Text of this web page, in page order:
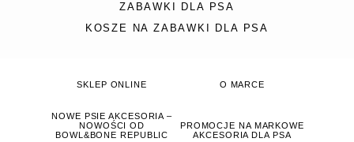
ZABAWKI DLA PSA
KOSZE NA ZABAWKI DLA PSA
SKLEP ONLINE O MARCE
NOWE PSIE AKCESORIA –
NOWOŚCI OD
BOWL&BONE REPUBLIC
PROMOCJE NA MARKOWE
AKCESORIA DLA PSA